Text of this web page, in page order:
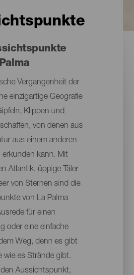
Vergangenheit der
einzigartige Geografie
Klippen und
von denen aus
aus einem anderen
erkunden kann. Mit
Atlantik, üppige Täler
von Sternen sind die
von La Palma
für einen
oder eine einfache
Weg, denn es gibt
wie es Strände gibt.
Aussichtspunkt,